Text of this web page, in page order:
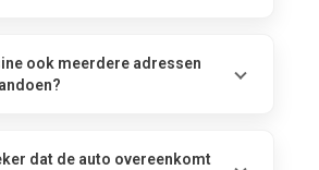
ook meerdere adressen
dat de auto overeenkomt